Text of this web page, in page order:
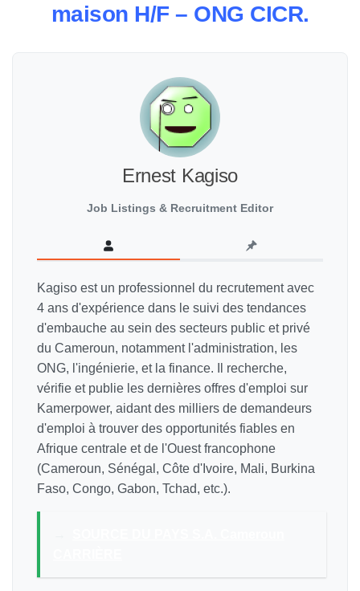
maison H/F – ONG CICR.
Ernest Kagiso
Job Listings & Recruitment Editor
Kagiso est un professionnel du recrutement avec
4 ans d'expérience dans le suivi des tendances
d'embauche au sein des secteurs public et privé
du Cameroun, notamment l'administration, les
ONG, l'ingénierie, et la finance. Il recherche,
vérifie et publie les dernières offres d'emploi sur
Kamerpower, aidant des milliers de demandeurs
d'emploi à trouver des opportunités fiables en
Afrique centrale et de l'Ouest francophone
(Cameroun, Sénégal, Côte d'Ivoire, Mali, Burkina
Faso, Congo, Gabon, Tchad, etc.).